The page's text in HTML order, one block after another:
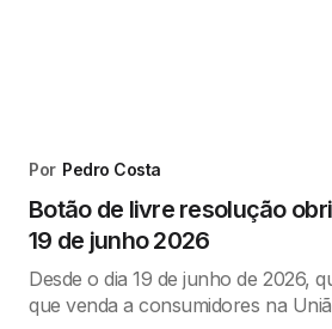
Por Pedro Costa
Botão de livre resolução
19 de junho 2026
Desde o dia 19 de junho de 2026,
que venda a consumidores na